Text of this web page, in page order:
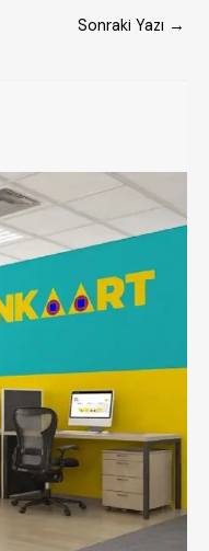
Sonraki Yazı →